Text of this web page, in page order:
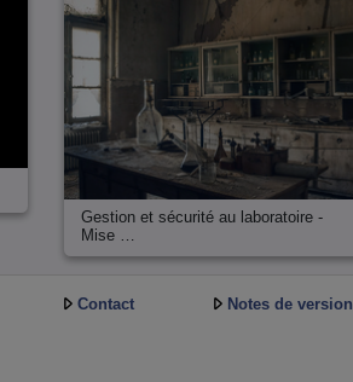
Gestion et sécurité au laboratoire -
Mise …
Contact Notes de version